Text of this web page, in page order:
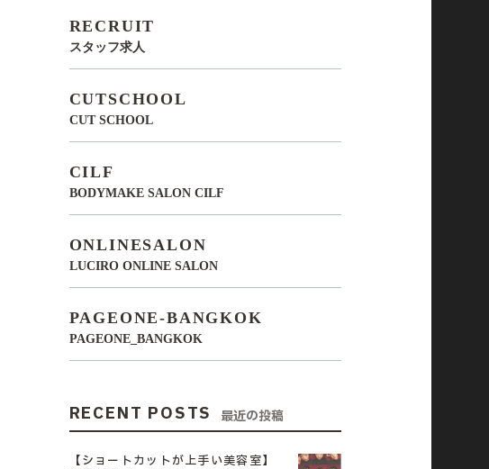
RECRUIT
スタッフ求人
CUTSCHOOL
CUT SCHOOL
CILF
BODYMAKE SALON CILF
ONLINESALON
LUCIRO ONLINE SALON
PAGEONE-BANGKOK
PAGEONE_BANGKOK
RECENT POSTS 最近の投稿
【ショートカットが上手い美容室】